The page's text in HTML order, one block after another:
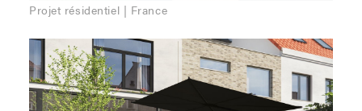
Projet résidentiel | France